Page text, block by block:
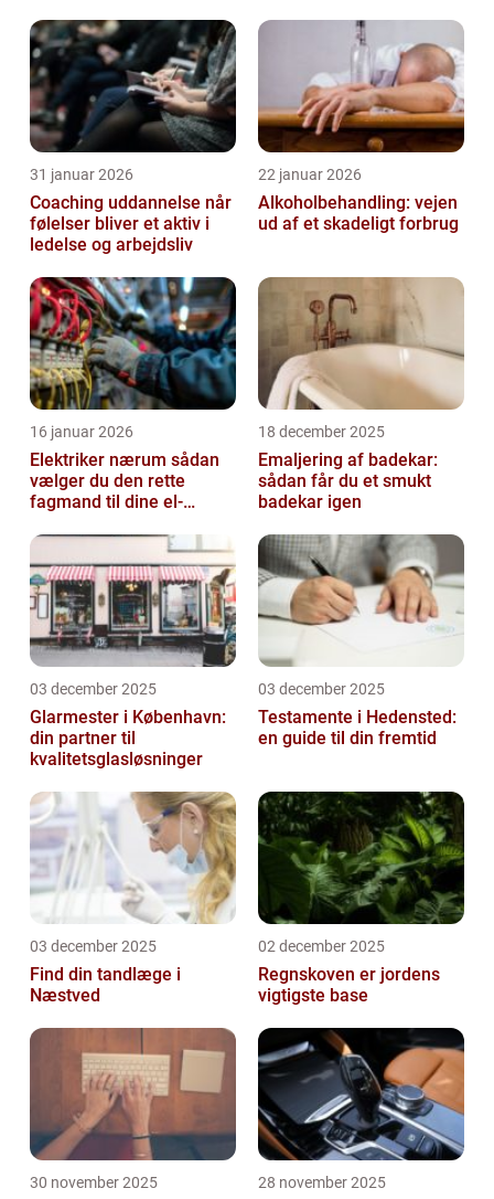
31 januar 2026
Coaching uddannelse når
følelser bliver et aktiv i
ledelse og arbejdsliv
22 januar 2026
Alkoholbehandling: vejen
ud af et skadeligt forbrug
16 januar 2026
Elektriker nærum sådan
vælger du den rette
fagmand til dine el-
18 december 2025
Emaljering af badekar:
sådan får du et smukt
badekar igen
03 december 2025
Glarmester i København:
din partner til
kvalitetsglasløsninger
03 december 2025
Testamente i Hedensted:
en guide til din fremtid
03 december 2025
Find din tandlæge i
Næstved
02 december 2025
Regnskoven er jordens
vigtigste base
30 november 2025 28 november 2025